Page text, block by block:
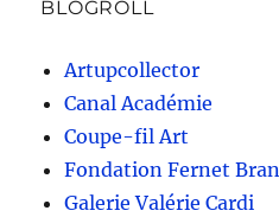
BLOGROLL
Artupcollector
Canal Académie
Coupe-fil Art
Fondation Fernet
Galerie Valérie Cardi